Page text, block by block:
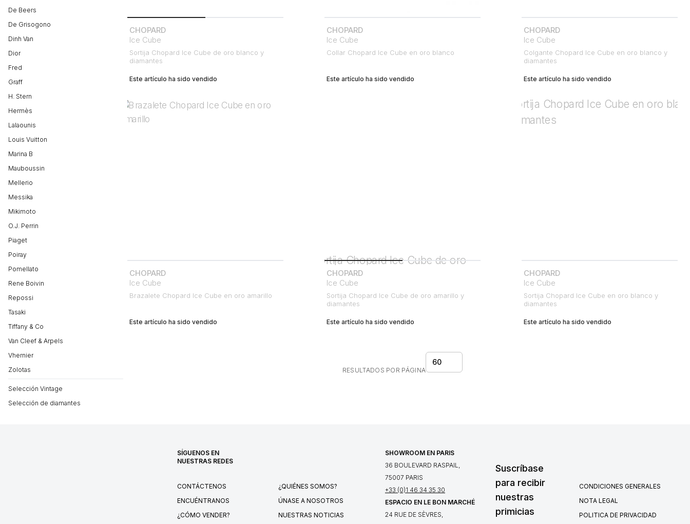
De Beers
De Grisogono
Dinh Van
Dior
Fred
Graff
H. Stern
Hermès
Lalaounis
Louis Vuitton
Marina B
Mauboussin
Mellerio
Messika
Mikimoto
O.J. Perrin
Piaget
Poiray
Pomellato
Rene Boivin
Repossi
Tasaki
Tiffany & Co
Van Cleef & Arpels
Vhernier
Zolotas
Selección Vintage
Selección de diamantes
CHOPARD
Ice Cube
Sortija Chopard Ice Cube de oro blanco y
diamantes
Este artículo ha sido vendido
CHOPARD
Ice Cube
Collar Chopard Ice Cube en oro blanco
Este artículo ha sido vendido
CHOPARD
Ice Cube
Colgante Chopard Ice Cube en oro blanco y
diamantes
Este artículo ha sido vendido
CHOPARD
Ice Cube
Brazalete Chopard Ice Cube en oro amarillo
Este artículo ha sido vendido
CHOPARD
Ice Cube
Sortija Chopard Ice Cube de oro amarillo y
diamantes
Este artículo ha sido vendido
CHOPARD
Ice Cube
Sortija Chopard Ice Cube en oro blanco y
diamantes
Este artículo ha sido vendido
RESULTADOS POR PÁGINA
60
Suscríbase
para recibir
nuestras
primicias
SÍGUENOS EN
NUESTRAS REDES
CONTÁCTENOS
ENCUÉNTRANOS
¿CÓMO VENDER?
¿QUIÉNES SOMOS?
ÚNASE A NOSOTROS
NUESTRAS NOTICIAS
CONDICIONES GENERALES
NOTA LEGAL
POLITICA DE PRIVACIDAD
SHOWROOM EN PARIS
36 BOULEVARD RASPAIL,
75007 PARIS
+33 (0)1 46 34 35 30
ESPACIO EN LE BON MARCHÉ
24 RUE DE SÈVRES,